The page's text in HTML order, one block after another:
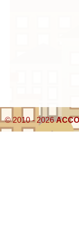
© 2010 - 2026